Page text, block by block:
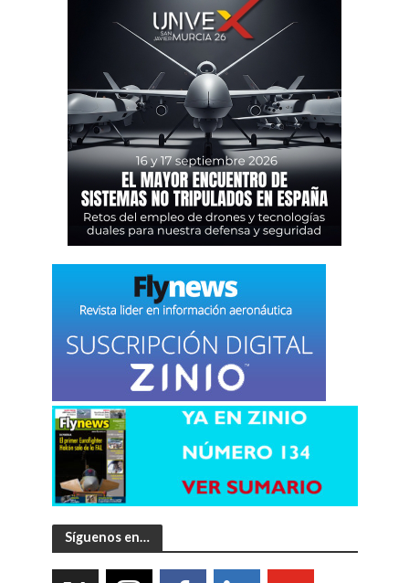
Síguenos en…